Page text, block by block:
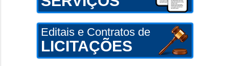
Editais e Contratos de
LICITAÇÕES